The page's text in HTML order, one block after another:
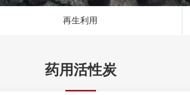
再生利用
药用活性炭